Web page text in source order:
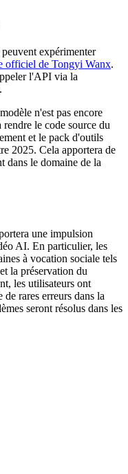
expérimenter
officiel de Tongyi Wanx.
l'API via la
n'est pas encore
le code source du
et le pack d'outils
2025. Cela apportera de
dans le domaine de la
une impulsion
AI. En particulier, les
à vocation sociale tels
la préservation du
les utilisateurs ont
rares erreurs dans la
seront résolus dans les